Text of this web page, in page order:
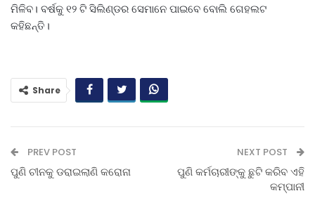
ମିଳିବ। ବର୍ଷକୁ ୧୨ ଟି ସିଲିଣ୍ଡର ସେମାନେ ପାଇବେ ବୋଲି ଗେହଲଟ
କହିଛନ୍ତି।
Share
PREV POST
ପୁଣି ଚୀନକୁ ଡରାଇଲାଣି କରୋନା
NEXT POST
ପୁଣି କର୍ମଚାରୀଙ୍କୁ ଛୁଟି କରିବ ଏହି
କମ୍ପାନୀ